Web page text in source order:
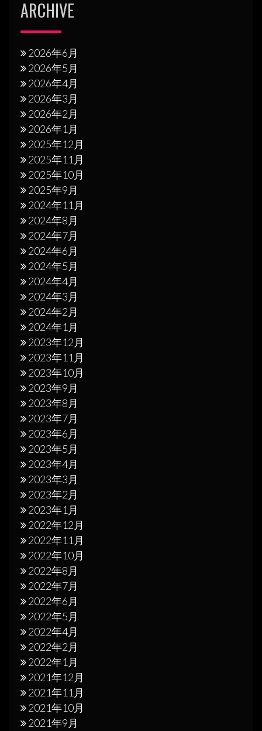
ARCHIVE
2026年6月
2026年5月
2026年4月
2026年3月
2026年2月
2026年1月
2025年12月
2025年11月
2025年10月
2025年9月
2024年11月
2024年8月
2024年7月
2024年6月
2024年5月
2024年4月
2024年3月
2024年2月
2024年1月
2023年12月
2023年11月
2023年10月
2023年9月
2023年8月
2023年7月
2023年6月
2023年5月
2023年4月
2023年3月
2023年2月
2023年1月
2022年12月
2022年11月
2022年10月
2022年8月
2022年7月
2022年6月
2022年5月
2022年4月
2022年2月
2022年1月
2021年12月
2021年11月
2021年10月
2021年9月